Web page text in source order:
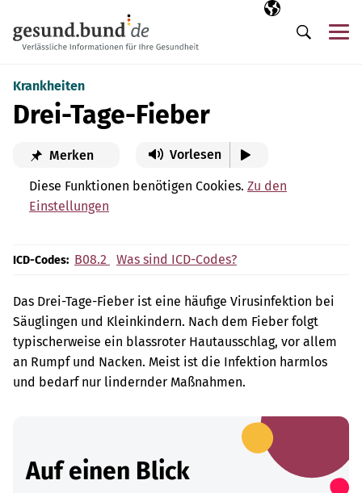
Ausgewählte
DE
Suche
Krankheiten
Drei-Tage-Fieber
Merken Vorlesen
Diese Funktionen benötigen Cookies. Zu den
Einstellungen
ICD-Codes: B08.2 Was sind ICD-Codes?
Das Drei-Tage-Fieber ist eine häufige Virusinfektion bei
Säuglingen und Kleinkindern. Nach dem Fieber folgt
typischerweise ein blassroter Hautausschlag, vor allem
an Rumpf und Nacken. Meist ist die Infektion harmlos
und bedarf nur lindernder Maßnahmen.
Auf einen Blick